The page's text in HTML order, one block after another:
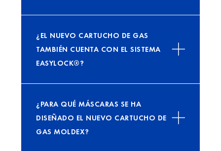
¿EL NUEVO CARTUCHO DE GAS
TAMBIÉN CUENTA CON EL SISTEMA
EASYLOCK®?
¿PARA QUÉ MÁSCARAS SE HA
DISEÑADO EL NUEVO CARTUCHO DE
GAS MOLDEX?